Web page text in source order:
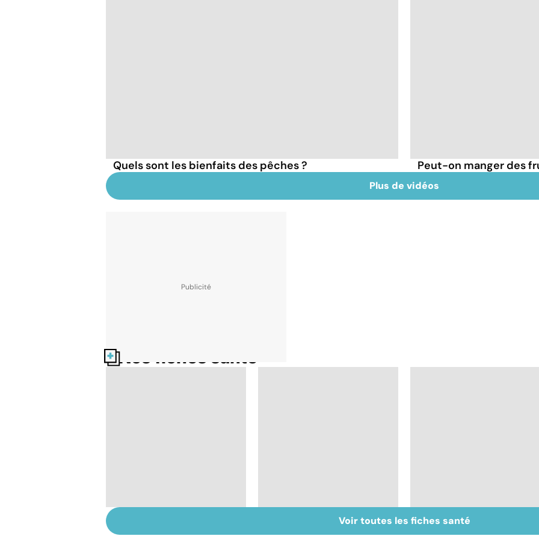
Quels sont les bienfaits des pêches ? Peut-on manger des
Plus de vidéos
Nos fiches santé
Intestin irritable : le
Alimentation : le péril
Voir toutes les fiches santé